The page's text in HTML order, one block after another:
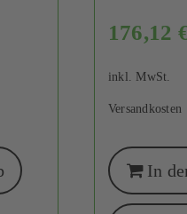
176,12
inkl. MwSt.
Versandkosten
In